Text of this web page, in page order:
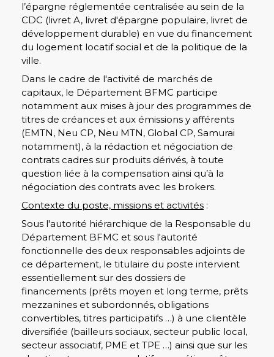
l’épargne réglementée centralisée au sein de la
CDC (livret A, livret d'épargne populaire, livret de
développement durable) en vue du financement
du logement locatif social et de la politique de la
ville.
Dans le cadre de l'activité de marchés de
capitaux, le Département BFMC participe
notamment aux mises à jour des programmes de
titres de créances et aux émissions y afférents
(EMTN, Neu CP, Neu MTN, Global CP, Samurai
notamment), à la rédaction et négociation de
contrats cadres sur produits dérivés, à toute
question liée à la compensation ainsi qu’à la
négociation des contrats avec les brokers.
Contexte du poste, missions et activités :
Sous l'autorité hiérarchique de la Responsable du
Département BFMC et sous l'autorité
fonctionnelle des deux responsables adjoints de
ce département, le titulaire du poste intervient
essentiellement sur des dossiers de
financements (prêts moyen et long terme, prêts
mezzanines et subordonnés, obligations
convertibles, titres participatifs …) à une clientèle
diversifiée (bailleurs sociaux, secteur public local,
secteur associatif, PME et TPE …) ainsi que sur les